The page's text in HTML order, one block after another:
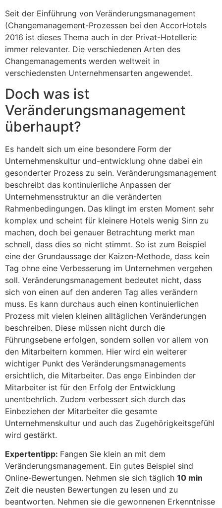
Seit der Einführung von Veränderungsmanagement
(Changemanagement-Prozessen bei den AccorHotels
2016 ist dieses Thema auch in der Privat-Hotellerie
immer relevanter. Die verschiedenen Arten des
Changemanagements werden weltweit in
verschiedensten Unternehmensarten angewendet.
Doch was ist
Veränderungsmanagement
überhaupt?
Es handelt sich um eine besondere Form der
Unternehmenskultur und-entwicklung ohne dabei ein
gesonderter Prozess zu sein. Veränderungsmanagement
beschreibt das kontinuierliche Anpassen der
Unternehmensstruktur an die veränderten
Rahmenbedingungen. Das klingt im ersten Moment sehr
komplex und scheint für kleinere Hotels wenig Sinn zu
machen, doch bei genauer Betrachtung merkt man
schnell, dass dies so nicht stimmt. So ist zum Beispiel
eine der Grundaussage der Kaizen-Methode, dass kein
Tag ohne eine Verbesserung im Unternehmen vergehen
soll. Veränderungsmanagement bedeutet nicht, dass
sich von einen auf den anderen Tag alles verändern
muss. Es kann durchaus auch einen kontinuierlichen
Prozess mit vielen kleinen alltäglichen Veränderungen
beschreiben. Diese müssen nicht durch die
Führungsebene erfolgen, sondern sollen vor allem von
den Mitarbeitern kommen. Hier wird ein weiterer
wichtiger Punkt des Veränderungsmanagements
ersichtlich, die Mitarbeiter. Das enge Einbinden der
Mitarbeiter ist für den Erfolg der Entwicklung
unentbehrlich. Zudem verbessert sich durch das
Einbeziehen der Mitarbeiter die gesamte
Unternehmenskultur und auch das Zugehörigkeitsgefühl
wird gestärkt.
Expertentipp: Fangen Sie klein an mit dem
Veränderungsmanagement. Ein gutes Beispiel sind
Online-Bewertungen. Nehmen sie sich täglich 10 min
Zeit die neusten Bewertungen zu lesen und zu
beantworten. Nehmen sie die gewonnenen Erkenntnisse